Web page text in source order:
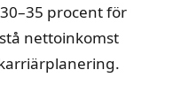
procent för
nettoinkomst